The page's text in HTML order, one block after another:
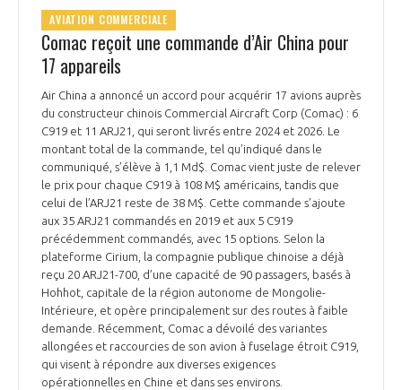
INTERNATIONALISATION
AVIATION COMMERCIALE
Comac reçoit une commande d’Air China pour
17 appareils
Air China a annoncé un accord pour acquérir 17 avions auprès
du constructeur chinois Commercial Aircraft Corp (Comac) : 6
C919 et 11 ARJ21, qui seront livrés entre 2024 et 2026. Le
montant total de la commande, tel qu’indiqué dans le
communiqué, s’élève à 1,1 Md$. Comac vient juste de relever
le prix pour chaque C919 à 108 M$ américains, tandis que
celui de l’ARJ21 reste de 38 M$. Cette commande s’ajoute
aux 35 ARJ21 commandés en 2019 et aux 5 C919
précédemment commandés, avec 15 options. Selon la
plateforme Cirium, la compagnie publique chinoise a déjà
reçu 20 ARJ21-700, d’une capacité de 90 passagers, basés à
Hohhot, capitale de la région autonome de Mongolie-
Intérieure, et opère principalement sur des routes à faible
demande. Récemment, Comac a dévoilé des variantes
allongées et raccourcies de son avion à fuselage étroit C919,
qui visent à répondre aux diverses exigences
opérationnelles en Chine et dans ses environs.